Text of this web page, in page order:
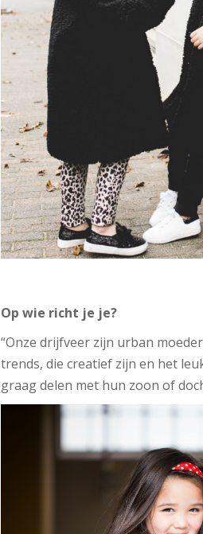
Op wie richt je je?
“Onze drijfveer zijn urban
trends, die creatief zijn en het
graag delen met hun zoon of